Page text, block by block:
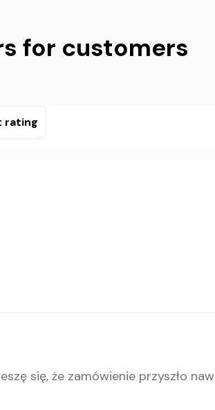
for customers
rating
się, że zamówienie przyszło